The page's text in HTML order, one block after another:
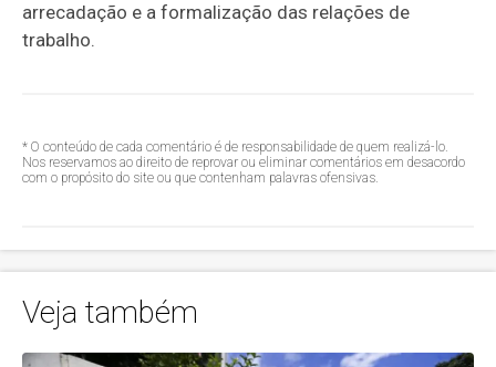
arrecadação e a formalização das relações de
trabalho.
* O conteúdo de cada comentário é de responsabilidade de quem realizá-lo.
Nos reservamos ao direito de reprovar ou eliminar comentários em desacordo
com o propósito do site ou que contenham palavras ofensivas.
Veja também